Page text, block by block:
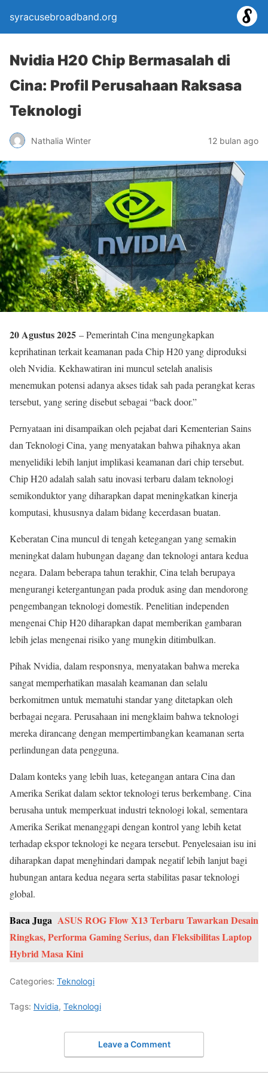
syracusebroadband.org
Nvidia H20 Chip Bermasalah di
Cina: Profil Perusahaan Raksasa
Teknologi
Nathalia Winter 12 bulan ago
20 Agustus 2025 – Pemerintah Cina mengungkapkan
keprihatinan terkait keamanan pada Chip H20 yang diproduksi
oleh Nvidia. Kekhawatiran ini muncul setelah analisis
menemukan potensi adanya akses tidak sah pada perangkat keras
tersebut, yang sering disebut sebagai “back door.”
Pernyataan ini disampaikan oleh pejabat dari Kementerian Sains
dan Teknologi Cina, yang menyatakan bahwa pihaknya akan
menyelidiki lebih lanjut implikasi keamanan dari chip tersebut.
Chip H20 adalah salah satu inovasi terbaru dalam teknologi
semikonduktor yang diharapkan dapat meningkatkan kinerja
komputasi, khususnya dalam bidang kecerdasan buatan.
Keberatan Cina muncul di tengah ketegangan yang semakin
meningkat dalam hubungan dagang dan teknologi antara kedua
negara. Dalam beberapa tahun terakhir, Cina telah berupaya
mengurangi ketergantungan pada produk asing dan mendorong
pengembangan teknologi domestik. Penelitian independen
mengenai Chip H20 diharapkan dapat memberikan gambaran
lebih jelas mengenai risiko yang mungkin ditimbulkan.
Pihak Nvidia, dalam responsnya, menyatakan bahwa mereka
sangat memperhatikan masalah keamanan dan selalu
berkomitmen untuk mematuhi standar yang ditetapkan oleh
berbagai negara. Perusahaan ini mengklaim bahwa teknologi
mereka dirancang dengan mempertimbangkan keamanan serta
perlindungan data pengguna.
Dalam konteks yang lebih luas, ketegangan antara Cina dan
Amerika Serikat dalam sektor teknologi terus berkembang. Cina
berusaha untuk memperkuat industri teknologi lokal, sementara
Amerika Serikat menanggapi dengan kontrol yang lebih ketat
terhadap ekspor teknologi ke negara tersebut. Penyelesaian isu ini
diharapkan dapat menghindari dampak negatif lebih lanjut bagi
hubungan antara kedua negara serta stabilitas pasar teknologi
global.
Baca Juga ASUS ROG Flow X13 Terbaru Tawarkan Desain
Ringkas, Performa Gaming Serius, dan Fleksibilitas Laptop
Hybrid Masa Kini
Categories: Teknologi
Tags: Nvidia, Teknologi
Leave a Comment